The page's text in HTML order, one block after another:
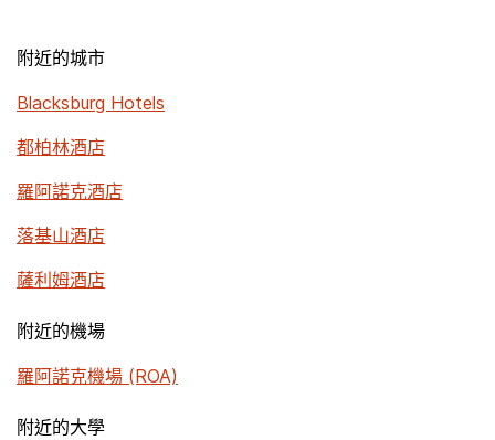
附近的城市
Blacksburg Hotels
都柏林酒店
羅阿諾克酒店
落基山酒店
薩利姆酒店
附近的機場
羅阿諾克機場 (ROA)
附近的大學